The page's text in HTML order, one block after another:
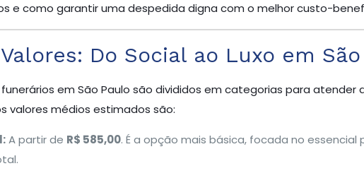
e como garantir uma despedida digna com o melhor custo-
Do Social ao Luxo em
funerários em São Paulo são divididos em categorias para
valores médios estimados são:
A partir de R$ 585,00. É a opção mais básica, focada no